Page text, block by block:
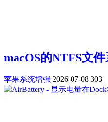
macOS的NTFS文
苹果系统增强 2026-07-08 303